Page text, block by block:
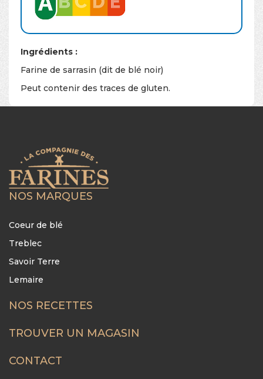
Ingrédients :
Farine de sarrasin (dit de blé noir)
Peut contenir des traces de gluten.
NOS MARQUES
Coeur de blé
Treblec
Savoir Terre
Lemaire
FOOTER
MENU
NOS RECETTES
TROUVER UN MAGASIN
CONTACT